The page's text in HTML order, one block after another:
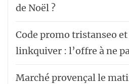
de Noël ?
Code promo tristanseo
linkquiver : l’offre à ne
Marché provençal le